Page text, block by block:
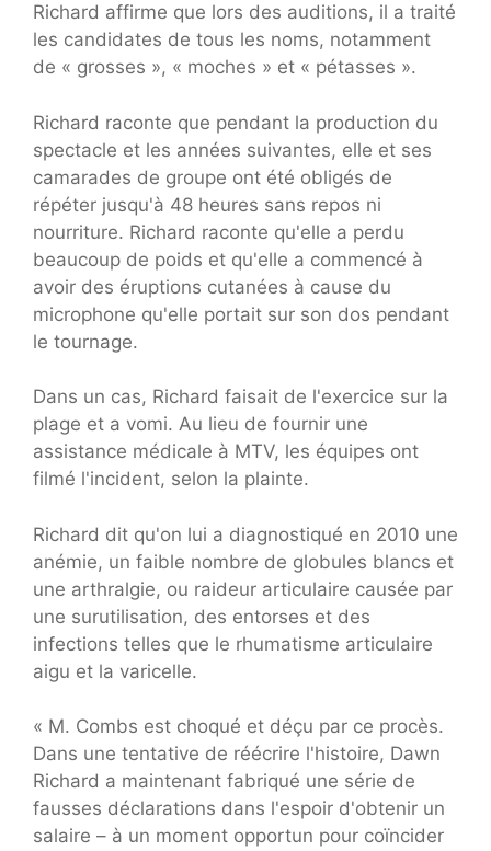
Richard affirme que lors des auditions, il a traité
les candidates de tous les noms, notamment
de « grosses », « moches » et « pétasses ».
Richard raconte que pendant la production du
spectacle et les années suivantes, elle et ses
camarades de groupe ont été obligés de
répéter jusqu'à 48 heures sans repos ni
nourriture. Richard raconte qu'elle a perdu
beaucoup de poids et qu'elle a commencé à
avoir des éruptions cutanées à cause du
microphone qu'elle portait sur son dos pendant
le tournage.
Dans un cas, Richard faisait de l'exercice sur la
plage et a vomi. Au lieu de fournir une
assistance médicale à MTV, les équipes ont
filmé l'incident, selon la plainte.
Richard dit qu'on lui a diagnostiqué en 2010 une
anémie, un faible nombre de globules blancs et
une arthralgie, ou raideur articulaire causée par
une surutilisation, des entorses et des
infections telles que le rhumatisme articulaire
aigu et la varicelle.
« M. Combs est choqué et déçu par ce procès.
Dans une tentative de réécrire l'histoire, Dawn
Richard a maintenant fabriqué une série de
fausses déclarations dans l'espoir d'obtenir un
salaire – à un moment opportun pour coïncider